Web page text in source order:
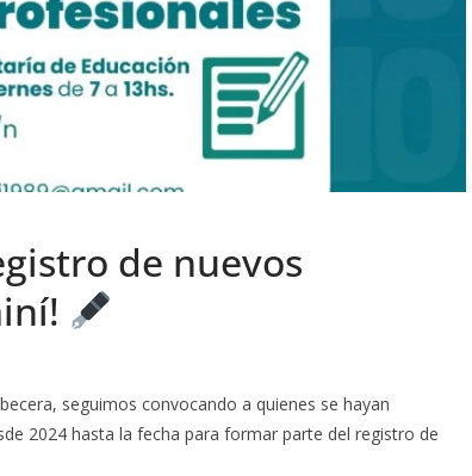
de nuevos
seguimos convocando a quienes se hayan
2024 hasta la fecha para formar parte del registro de